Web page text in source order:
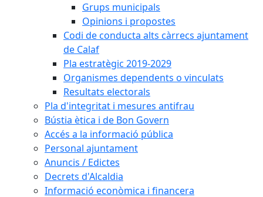
Grups municipals
Opinions i propostes
Codi de conducta alts càrrecs ajuntament
de Calaf
Pla estratègic 2019-2029
Organismes dependents o vinculats
Resultats electorals
Pla d'integritat i mesures antifrau
Bústia ètica i de Bon Govern
Accés a la informació pública
Personal ajuntament
Anuncis / Edictes
Decrets d'Alcaldia
Informació econòmica i financera